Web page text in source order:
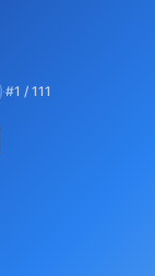
·#1 / 111